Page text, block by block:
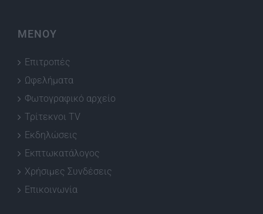
ΜΕΝΟΥ
Επιτροπές
Ωφελήματα
Φωτογραφικό αρχείο
Τρίτεκνοι TV
Εκδηλώσεις
Εκπτωκατάλογος
Χρήσιμες Συνδέσεις
Επικοινωνία